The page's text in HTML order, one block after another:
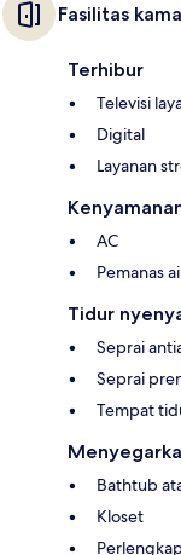
Fasilitas
Terhibur
Televisi
Digital
Layanan
AC
Pemanas
Tidur
Seprai
Seprai
Tempat
Bathtub
Kloset